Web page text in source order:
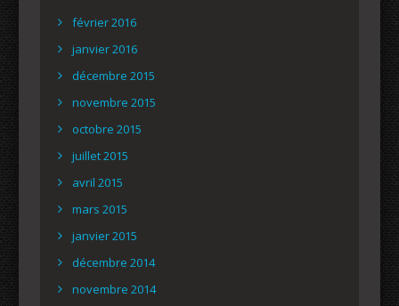
février 2016
janvier 2016
décembre 2015
novembre 2015
octobre 2015
juillet 2015
avril 2015
mars 2015
janvier 2015
décembre 2014
novembre 2014